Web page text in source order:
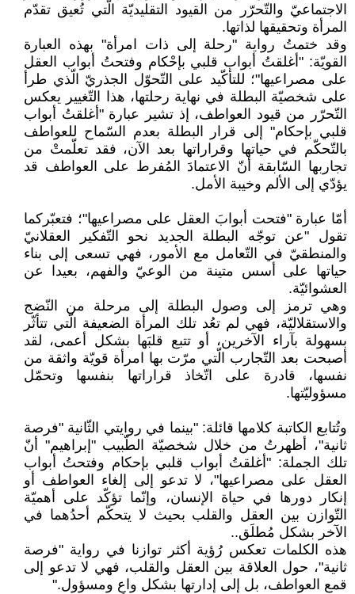
الاجتماعيّ والتّحرّر من القيود التقليديّة الّتي تُعيق تقدّم
المرأة وتحقيقها لذاتها.
وقد ختمتُ رواية "رحلة إلى ذات امرأة" بهذه العبارة
القويّة: "أغلقتُ أبواب قلبي بإحْكام وفتحتُ أبواب العقل
على مصراعيها"؛ للتأكّيد على التّحوّل الجذريّ الّذي طرأ
على شخصيّة البطلة في نهاية رحلتها، هذا التّغيير يعكس
التّحرّر من قيود العواطف، إذ تشير عبارة "أغلقتُ أبواب
قلبي بإحكام" إلى قرار البطلة بعدم السّماح للعواطف
بالتّحكّم في حياتها وقراراتها بعد الآن، فقد تعلّمتْ من
تجاربها السّابقة أنّ الاعتمادَ المُفرط على العواطف قد
يؤدّي إلى الألم وخيبة الأمل.
أمّا عبارة "فتحت أبوابَ العقل على مصراعيها"؛ فتعبّركما
تقول "عن توجّه البطلة الجديد نحو التّفكير العقلانيّ
والمنطقيّ في التّعامل مع الأمور، فهي تسعى إلى بناء
حياتها على أسس متينة من الوعيّ والفهم، بعيدا عن
العشوائيّة.
وهي ترمز إلى وصول البطلة إلى مرحلة من النّضج
والاستقلاليّة، فهي لم تعُد تلك المرأة الضعيفة الّتي تتأثّر
بسهولة بآراء الآخرين، أو تتبع قلبَها بشكل أعمى، لقد
أصبحت بعد التّجارب الّتي مرّت بها امرأة قويّة واثقة من
نفسها، قادرة على اتّخاذ قراراتها بنفسها وتحمّل
مسؤوليّتها.
وتُتابع الكاتبة كلامها قائلة: "بينما في روايتي الثّانية "فرصة
ثانية"، أظهرتُ من خلال شخصيّة الطّبيب "إبراهيم" أنّ
تلك الجملة: "أغلقتُ أبواب قلبي بإحكام وفتحتُ أبواب
العقل على مصراعيها"، لا تدعو إلى إلغاء العواطف أو
إنكار دورها في حياة الإنسان، وإنّما تؤكّد على أهميّة
التّوازن بين العقل والقلب بحيث لا يتحكّم أحدُهما في
الآخر بشكل مُطلَق..
هذه الكلمات تعكس رُؤية أكثر توازنا في رواية "فرصة
ثانية"، حول العلاقة بين العقل والقلب، فهي لا تدعو إلى
قمع العواطف، بل إلى إدارتها بشكل واعٍ ومسؤول."